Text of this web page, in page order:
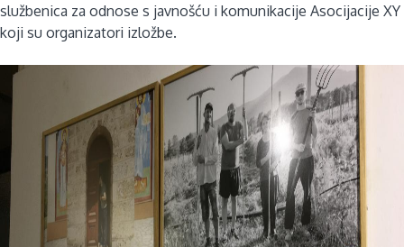
službenica za odnose s javnošću i komunikacije Asocijacije XY
koji su organizatori izložbe.